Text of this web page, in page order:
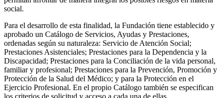
social.
Para el desarrollo de esta finalidad, la Fundación tiene establecido y
aprobado un Catálogo de Servicios, Ayudas y Prestaciones,
ordenadas según su naturaleza: Servicio de Atención Social;
Prestaciones Asistenciales; Prestaciones para la Dependencia y la
Discapacidad; Prestaciones para la Conciliación de la vida personal,
familiar y profesional; Prestaciones para la Prevención, Promoción y
Protección de la Salud del Médico; y para la Protección en el
Ejercicio Profesional. En el propio Catálogo también se especifican
los criterios de solicitud y acceso a cada una de ellas.